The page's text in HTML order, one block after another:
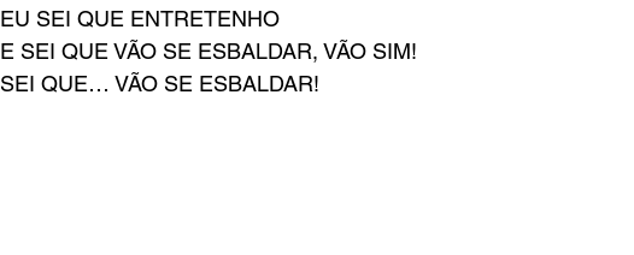
EU SEI QUE ENTRETENHO
E SEI QUE VÃO SE ESBALDAR, VÃO SIM!
SEI QUE… VÃO SE ESBALDAR!